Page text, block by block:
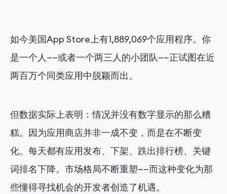
如今美国App Store上有1,889,069个应用程序。你
是一个人——或者一个两三人的小团队——正试图在近
两百万个同类应用中脱颖而出。
但数据实际上表明：情况并没有数字显示的那么糟
糕。因为应用商店并非一成不变，而是在不断变
化。每天都有应用发布、下架、跌出排行榜、关键
词排名下降。市场格局不断重塑——而这种变化为那
些懂得寻找机会的开发者创造了机遇。